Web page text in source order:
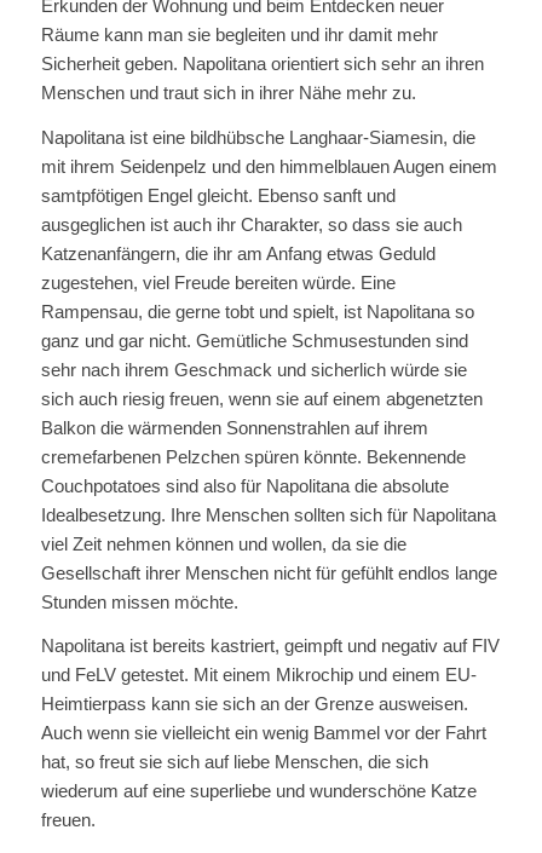
Erkunden der Wohnung und beim Entdecken neuer
Räume kann man sie begleiten und ihr damit mehr
Sicherheit geben. Napolitana orientiert sich sehr an ihren
Menschen und traut sich in ihrer Nähe mehr zu.
Napolitana ist eine bildhübsche Langhaar-Siamesin, die
mit ihrem Seidenpelz und den himmelblauen Augen einem
samtpfötigen Engel gleicht. Ebenso sanft und
ausgeglichen ist auch ihr Charakter, so dass sie auch
Katzenanfängern, die ihr am Anfang etwas Geduld
zugestehen, viel Freude bereiten würde. Eine
Rampensau, die gerne tobt und spielt, ist Napolitana so
ganz und gar nicht. Gemütliche Schmusestunden sind
sehr nach ihrem Geschmack und sicherlich würde sie
sich auch riesig freuen, wenn sie auf einem abgenetzten
Balkon die wärmenden Sonnenstrahlen auf ihrem
cremefarbenen Pelzchen spüren könnte. Bekennende
Couchpotatoes sind also für Napolitana die absolute
Idealbesetzung. Ihre Menschen sollten sich für Napolitana
viel Zeit nehmen können und wollen, da sie die
Gesellschaft ihrer Menschen nicht für gefühlt endlos lange
Stunden missen möchte.
Napolitana ist bereits kastriert, geimpft und negativ auf FIV
und FeLV getestet. Mit einem Mikrochip und einem EU-
Heimtierpass kann sie sich an der Grenze ausweisen.
Auch wenn sie vielleicht ein wenig Bammel vor der Fahrt
hat, so freut sie sich auf liebe Menschen, die sich
wiederum auf eine superliebe und wunderschöne Katze
freuen.